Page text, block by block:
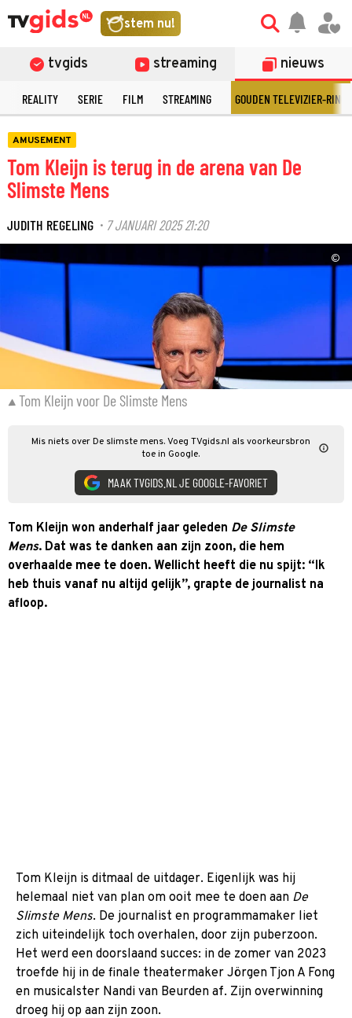
stem nu!
tvgids streaming nieuws
REALITY SERIE FILM STREAMING GOUDEN TELEVIZIER-RING
AMUSEMENT
Tom Kleijn is terug in de arena van De
Slimste Mens
JUDITH REGELING · 7 JANUARI 2025 21:20
©
Tom Kleijn voor De Slimste Mens
Mis niets over De slimste mens. Voeg TVgids.nl als voorkeursbron
toe in Google.
MAAK TVGIDS.NL JE GOOGLE-FAVORIET
Tom Kleijn won anderhalf jaar geleden De Slimste
Mens. Dat was te danken aan zijn zoon, die hem
overhaalde mee te doen. Wellicht heeft die nu spijt: “Ik
heb thuis vanaf nu altijd gelijk”, grapte de journalist na
afloop.
Tom Kleijn is ditmaal de uitdager. Eigenlijk was hij
helemaal niet van plan om ooit mee te doen aan De
Slimste Mens. De journalist en programmamaker liet
zich uiteindelijk toch overhalen, door zijn puberzoon.
Het werd een doorslaand succes: in de zomer van 2023
troefde hij in de finale theatermaker Jörgen Tjon A Fong
en musicalster Nandi van Beurden af. Zijn overwinning
droeg hij op aan zijn zoon.